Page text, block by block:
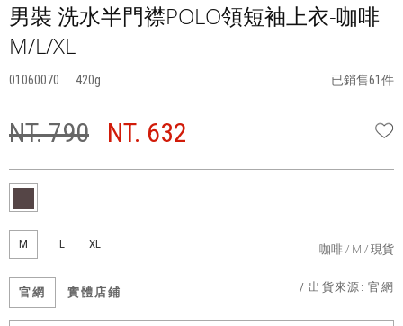
男裝 洗水半門襟POLO領短袖上衣-咖啡
M/L/XL
01060070 420 已銷售61件
NT. 790 NT. 632
M L XL 咖啡 M 現貨
官網 實體店鋪 / 出貨來源:官網